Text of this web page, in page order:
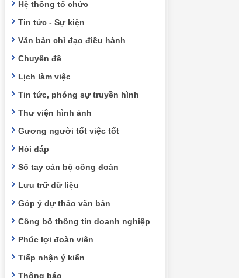
Hệ thống tổ chức
Tin tức - Sự kiện
Văn bản chỉ đạo điều hành
Chuyên đề
Lịch làm việc
Tin tức, phóng sự truyền hình
Thư viện hình ảnh
Gương người tốt việc tốt
Hỏi đáp
Sổ tay cán bộ công đoàn
Lưu trữ dữ liệu
Góp ý dự thảo văn bản
Công bố thông tin doanh nghiệp
Phúc lợi đoàn viên
Tiếp nhận ý kiến
Thông báo